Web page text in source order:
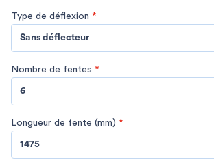
Type de déflexion *
Sans déflecteur
Nombre de fentes *
6
Longueur de fente (mm) *
1475